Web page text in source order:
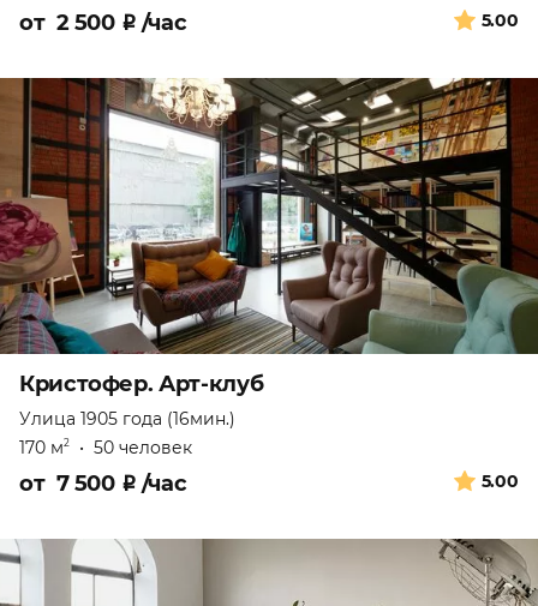
5.00
от 2 500 ₽ /час
Кристофер. Арт-клуб
Улица 1905 года (16мин.)
170 м2 • 50 человек
5.00
от 7 500 ₽ /час